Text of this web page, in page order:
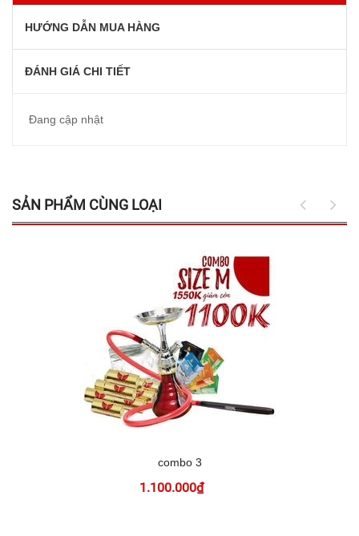
HƯỚNG DẪN MUA HÀNG
ĐÁNH GIÁ CHI TIẾT
Đang cập nhật
SẢN PHẨM CÙNG LOẠI
combo 3
1.100.000₫